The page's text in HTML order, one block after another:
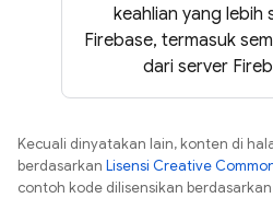
keahlian yang lebih
Firebase, termasuk
dari server
Kecuali dinyatakan lain, konten di
berdasarkan Lisensi Creative
contoh kode dilisensikan berdasarkan